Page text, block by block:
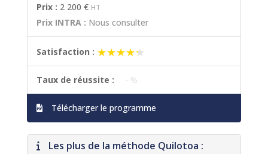
Prix : 2 200 € HT
Prix INTRA : Nous consulter
Satisfaction : ★★★★★
★★★★★
Taux de réussite : - %
Télécharger le programme
Les plus de la méthode Quilotoa :